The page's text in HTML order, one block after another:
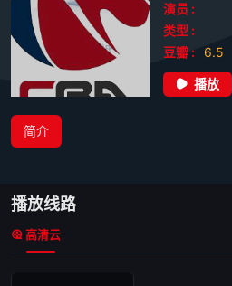
演员 :
类型 :
豆瓣 :
6.5
播放
简介
播放线路
高清云